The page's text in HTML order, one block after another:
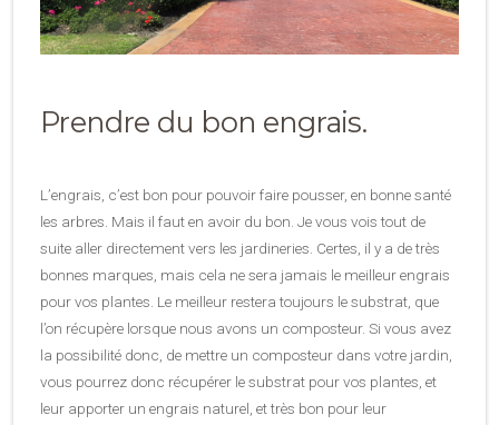
Prendre du bon engrais.
L’engrais, c’est bon pour pouvoir faire pousser, en bonne santé
les arbres. Mais il faut en avoir du bon. Je vous vois tout de
suite aller directement vers les jardineries. Certes, il y a de très
bonnes marques, mais cela ne sera jamais le meilleur engrais
pour vos plantes. Le meilleur restera toujours le substrat, que
l’on récupère lorsque nous avons un composteur. Si vous avez
la possibilité donc, de mettre un composteur dans votre jardin,
vous pourrez donc récupérer le substrat pour vos plantes, et
leur apporter un engrais naturel, et très bon pour leur